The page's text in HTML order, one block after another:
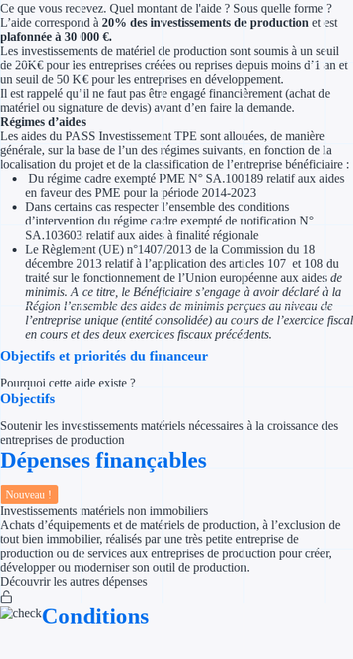
Investir dans
Aides Fiscales et
Crédits &
Exonération
Prêts publics
Prêt
Prêt
Aides
Ce que vous recevez. Quel montant de l'aide ? Sous quelle forme ?
L’aide correspond à 20% des investissements de production et est
plafonnée à 30 000 €.
Les investissements de matériel de production sont soumis à un seuil
de 20K€ pour les entreprises créées ou reprises depuis moins d’1 an et
un seuil de 50 K€ pour les entreprises en développement.
Il est rappelé qu’il ne faut pas être engagé financièrement (achat de
matériel ou signature de devis) avant d’en faire la demande.
Régimes d’aides
Les aides du PASS Investissement TPE sont allouées, de manière
générale, sur la base de l’un des régimes suivants, en fonction de la
localisation du projet et de la classification de l’entreprise bénéficiaire :
Du régime cadre exempté PME N° SA.100189 relatif aux aides
en faveur des PME pour la période 2014-2023
Dans certains cas respecter l’ensemble des conditions
d’intervention du régime cadre exempté de notification N°
SA.103603 relatif aux aides à finalité régionale
Le Règlement (UE) n°1407/2013 de la Commission du 18
décembre 2013 relatif à l’application des articles 107 et 108 du
traité sur le fonctionnement de l’Union européenne aux aides de
minimis. A ce titre, le Bénéficiaire s’engage à avoir déclaré à la
Région l’ensemble des aides de minimis perçues au niveau de
l’entreprise unique (entité consolidée) au cours de l’exercice fiscal
en cours et des deux exercices fiscaux précédents.
Objectifs et priorités du financeur
Pourquoi cette aide existe ?
Objectifs
Soutenir les investissements matériels nécessaires à la croissance des
entreprises de production
Dépenses finançables
Nouveau !
Investissements matériels non immobiliers
Achats d’équipements et de matériels de production, à l’exclusion de
tout bien immobilier, réalisés par une très petite entreprise de
production ou de services aux entreprises de production pour créer,
développer ou moderniser son outil de production.
Découvrir les autres dépenses
Conditions